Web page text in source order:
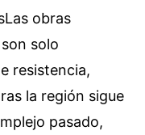
obras
solo
resistencia,
la región sigue
pasado,